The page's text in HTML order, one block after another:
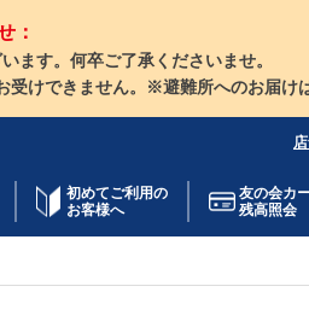
：
ます。何卒ご了承くださいませ。
けできません。※避難所へのお届け
初めてご利用の
お客様へ
友の会カ
残高照会